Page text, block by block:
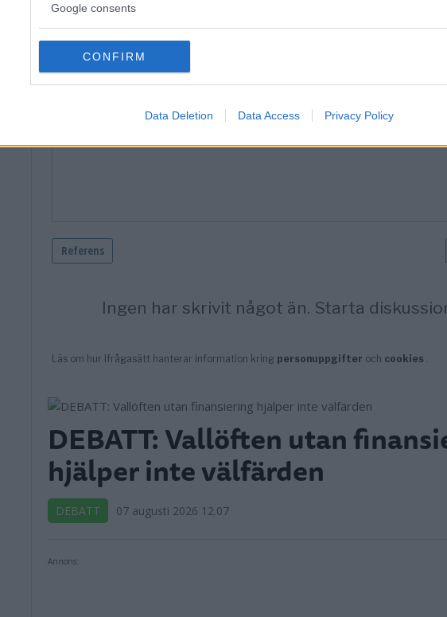
Google consents
CONFIRM
Data Deletion Data Access Privacy Policy
DEBATT: Vallöften utan
hjälper inte välfärden
DEBATT 07 augusti 2026 12.07
Annons: